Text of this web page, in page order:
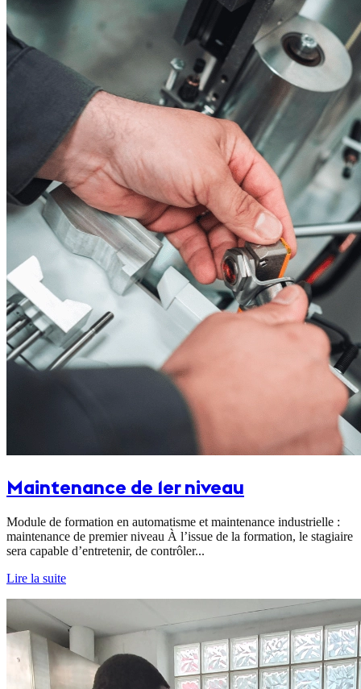
Maintenance de 1er niveau
Module de formation en automatisme et maintenance industrielle :
maintenance de premier niveau À l’issue de la formation, le stagiaire
sera capable d’entretenir, de contrôler...
Lire la suite